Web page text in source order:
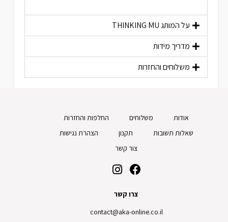
על המותג THINKING MU
מדריך מידות
משלוחים והחזרות
אודות משלוחים
החלפות והחזרות
שאלות תשובות
תקנון
הצהרת נגישות
צור קשר
צרו קשר
contact@aka-online.co.il